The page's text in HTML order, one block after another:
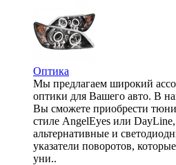
Оптика
Мы предлагаем широкий
оптики для Вашего авто. В
Вы сможете приобрести
стиле AngelEyes или
альтернативные и
указатели поворотов,
уни..